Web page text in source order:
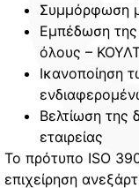
Συμμόρφωση
Εμπέδωση της
όλους –
Ικανοποίηση
Βελτίωση της
εταιρείας
Το πρότυπο ISO
επιχείρηση